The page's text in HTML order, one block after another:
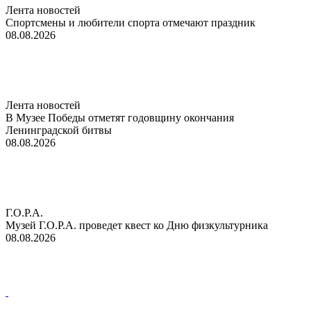
Лента новостей
Спортсмены и любители спорта отмечают праздник
08.08.2026
Лента новостей
В Музее Победы отметят годовщину окончания
Ленинградской битвы
08.08.2026
Г.О.Р.А.
Музей Г.О.Р.А. проведет квест ко Дню физкультурника
08.08.2026